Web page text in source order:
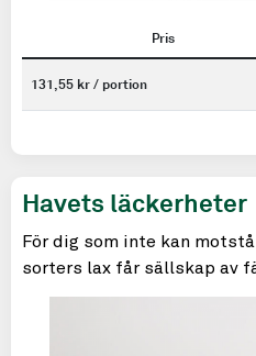
Pris
131,55 kr / portion
Havets läckerheter
För dig som inte kan
sorters lax får sällskap av